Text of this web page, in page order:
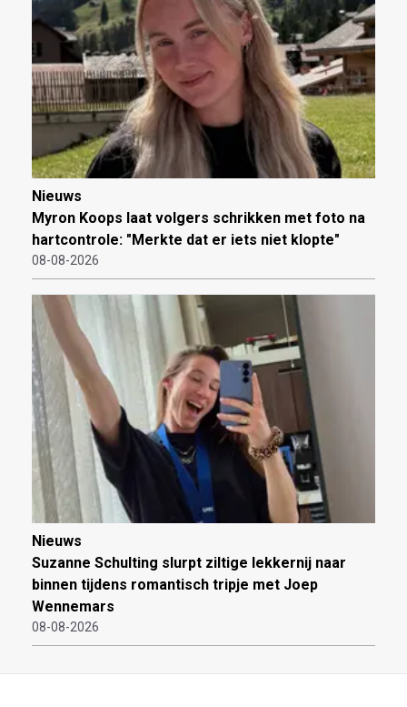
Nieuws
Myron Koops laat volgers schrikken met foto na
hartcontrole: "Merkte dat er iets niet klopte"
08-08-2026
Nieuws
Suzanne Schulting slurpt ziltige lekkernij naar
binnen tijdens romantisch tripje met Joep
Wennemars
08-08-2026